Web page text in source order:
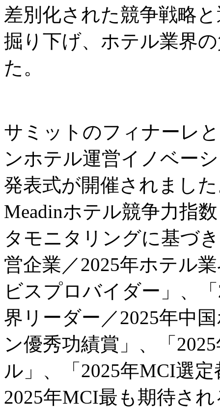
差別化された競争戦略
掘り下げ、ホテル業界
た。
サミットのフィナーレ
ンホテル運営イノベー
発表式が開催されまし
Meadinホテル競争力指
タモニタリングに基づ
営企業／2025年ホテル
ビスプロバイダー」、
界リーダー／2025年中
ン優秀功績賞」、「
ル」、「2025年MCI選
2025年MCI最も期待さ